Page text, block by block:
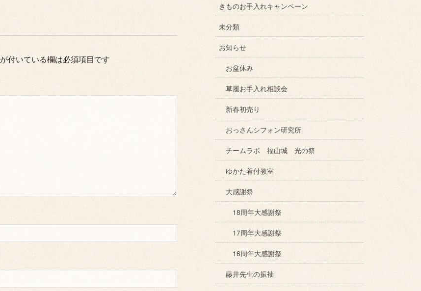
が付いている欄は必須項目です
きものお手入れキャンペーン
未分類
お知らせ
お盆休み
草履お手入れ相談会
新春初売り
おっさんシフォン研究所
チームラボ 福山城 光の祭
ゆかた着付教室
大感謝祭
18周年大感謝祭
17周年大感謝祭
16周年大感謝祭
藤井先生の振袖